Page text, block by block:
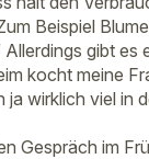
Beispiel
gibt
kocht meine
wirklich viel in
Gespräch im